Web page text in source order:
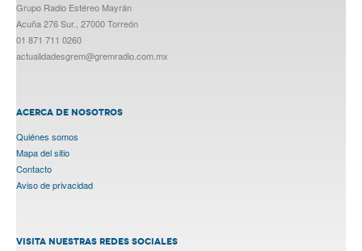
Grupo Radio Estéreo Mayrán
Acuña 276 Sur., 27000 Torreón
01 871 711 0260
actualidadesgrem@gremradio.com.mx
ACERCA DE NOSOTROS
Quiénes somos
Mapa del sitio
Contacto
Aviso de privacidad
VISITA NUESTRAS REDES SOCIALES